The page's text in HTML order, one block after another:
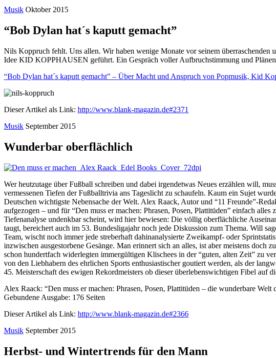
Musik Oktober 2015
“Bob Dylan hat´s kaputt gemacht”
Nils Koppruch fehlt. Uns allen. Wir haben wenige Monate vor seinem
Idee KID KOPPHAUSEN geführt. Ein Gespräch voller Aufbruchstimmung und
“Bob Dylan hat´s kaputt gemacht” – Über Macht und Anspruch von Popmusik, Kid
Dieser Artikel als Link: http://www.blank-magazin.de#2371
Musik September 2015
Wunderbar oberflächlich
Wer heutzutage über Fußball schreiben und dabei irgendetwas Neues erzählen will,
vermessenen Tiefen der Fußballtrivia ans Tageslicht zu schaufeln. Kaum ein Sujet
Deutschen wichtigste Nebensache der Welt. Alex Raack, Autor und “11 Freunde”-
aufgezogen – und für “Den muss er machen: Phrasen, Posen, Plattitüden” einfach
Tiefenanalyse undenkbar scheint, wird hier bewiesen: Die völlig oberflächliche
taugt, bereichert auch im 53. Bundesligajahr noch jede Diskussion zum Thema. Will
Team, wischt noch immer jede streberhaft dahinanalysierte Zweikampf- oder
inzwischen ausgestorbene Gesänge. Man erinnert sich an alles, ist aber meistens
schon hundertfach widerlegten immergültigen Klischees in der “guten, alten Zeit” zu
von den Liebhabern des ehrlichen Sports enthusiastischer goutiert werden, als der
45. Meisterschaft des ewigen Rekordmeisters ob dieser überlebenswichtigen Fibel auf
Alex Raack: “Den muss er machen: Phrasen, Posen, Plattitüden – die wunderbare
Gebundene Ausgabe: 176 Seiten
Dieser Artikel als Link: http://www.blank-magazin.de#2366
Musik September 2015
Herbst- und Wintertrends für den Mann